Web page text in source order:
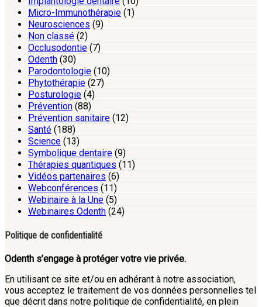
Micro-Immunothérapie (1)
Neurosciences (9)
Non classé (2)
Occlusodontie (7)
Odenth (30)
Parodontologie (10)
Phytothérapie (27)
Posturologie (4)
Prévention (88)
Prévention sanitaire (12)
Santé (188)
Science (13)
Symbolique dentaire (9)
Thérapies quantiques (11)
Vidéos partenaires (6)
Webconférences (11)
Webinaire à la Une (5)
Webinaires Odenth (24)
Politique de confidentialité
Odenth s’engage à protéger votre vie privée.
En utilisant ce site et/ou en adhérant à notre association,
vous acceptez le traitement de vos données personnelles tel
que décrit dans notre politique de confidentialité, en plein